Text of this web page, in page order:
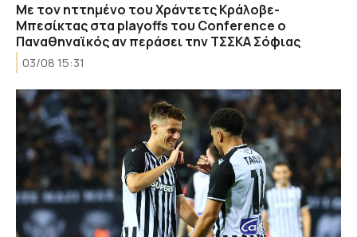
Με τον ηττημένο του Χράντετς Κράλοβε-
Μπεσίκτας στα playoffs του Conference ο
Παναθηναϊκός αν περάσει την ΤΣΣΚΑ Σόφιας
03/08 15:31